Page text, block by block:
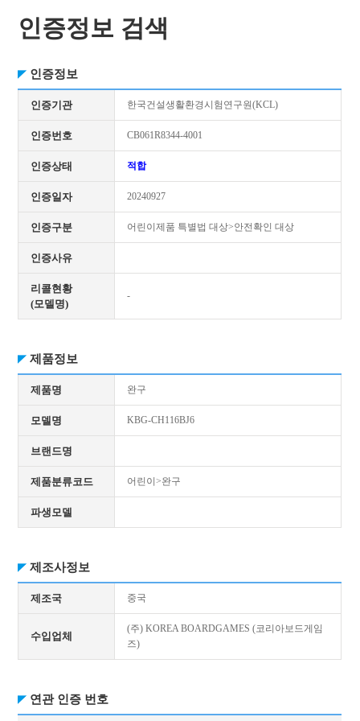
인증정보 검색
인증정보
인증기관 한국건설생활환경시험연구원(KCL)
인증번호 CB061R8344-4001
인증상태 적합
인증일자 20240927
인증구분 어린이제품 특별법 대상>안전확인 대상
인증사유
리콜현황
(모델명)
-
제품정보
제품명 완구
모델명 KBG-CH116BJ6
브랜드명
제품분류코드 어린이>완구
파생모델
제조사정보
제조국 중국
수입업체
(주) KOREA BOARDGAMES (코리아보드게임
즈)
연관 인증 번호